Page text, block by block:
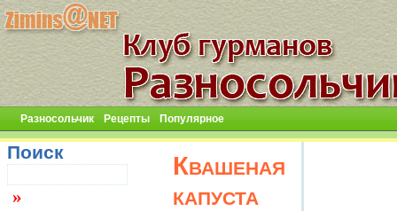
Разносольчик Рецепты Популярное
Квашеная
капуста
Поиск